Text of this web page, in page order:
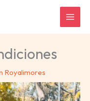
Royalimores